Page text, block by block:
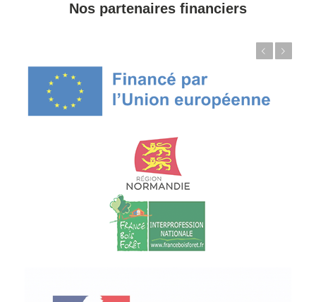
Nos partenaires financiers